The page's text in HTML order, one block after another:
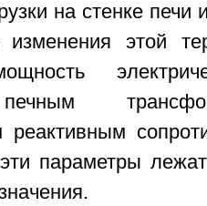
на стенке
этой
реактивным
параметры